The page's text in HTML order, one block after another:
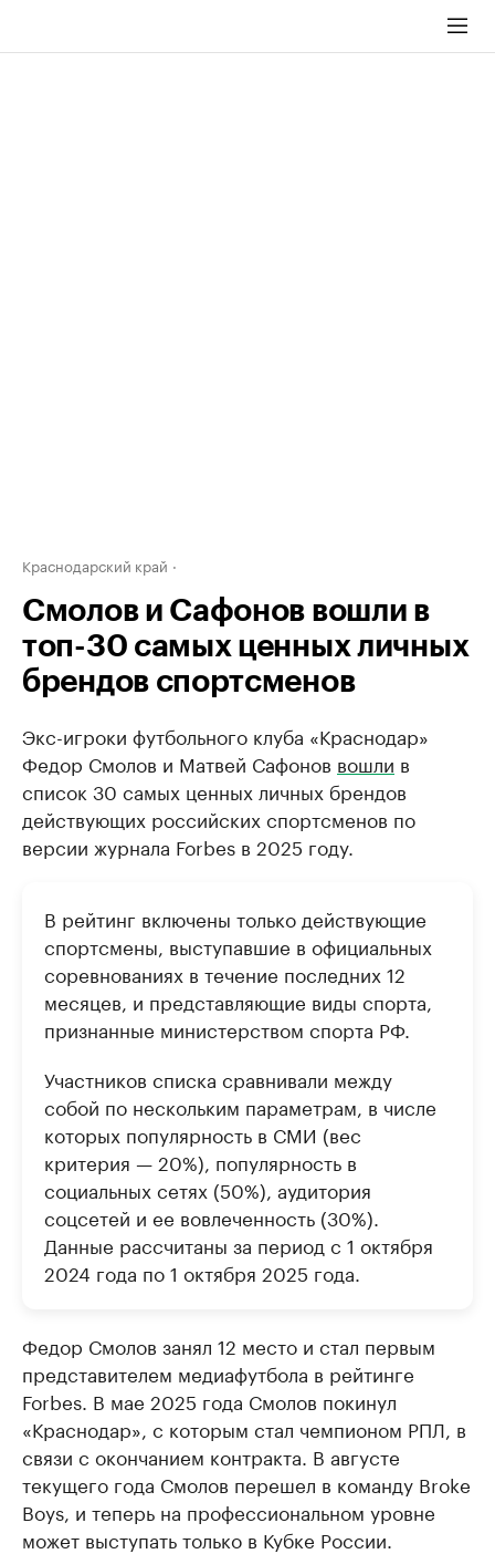
Краснодарский край
Смолов и Сафонов вошли в
топ-30 самых ценных личных
брендов спортсменов
Экс-игроки футбольного клуба «Краснодар»
Федор Смолов и Матвей Сафонов вошли в
список 30 самых ценных личных брендов
действующих российских спортсменов по
версии журнала Forbes в 2025 году.
В рейтинг включены только действующие
спортсмены, выступавшие в официальных
соревнованиях в течение последних 12
месяцев, и представляющие виды спорта,
признанные министерством спорта РФ.
Участников списка сравнивали между
собой по нескольким параметрам, в числе
которых популярность в СМИ (вес
критерия — 20%), популярность в
социальных сетях (50%), аудитория
соцсетей и ее вовлеченность (30%).
Данные рассчитаны за период с 1 октября
2024 года по 1 октября 2025 года.
Федор Смолов занял 12 место и стал первым
представителем медиафутбола в рейтинге
Forbes. В мае 2025 года Смолов покинул
«Краснодар», с которым стал чемпионом РПЛ, в
связи с окончанием контракта. В августе
текущего года Смолов перешел в команду Broke
Boys, и теперь на профессиональном уровне
может выступать только в Кубке России.